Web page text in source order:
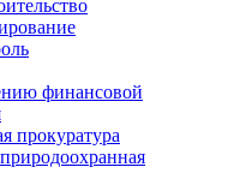
финансовой
прокуратура